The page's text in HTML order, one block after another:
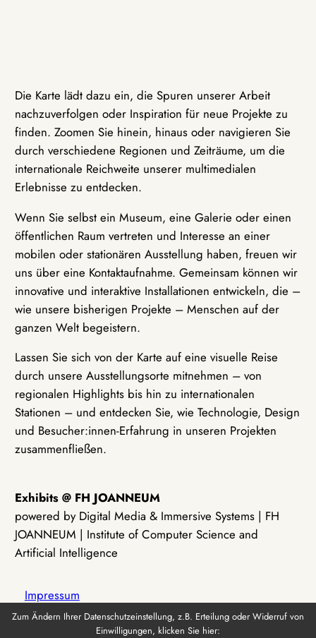
Die Karte lädt dazu ein, die Spuren unserer Arbeit
nachzuverfolgen oder Inspiration für neue Projekte zu
finden. Zoomen Sie hinein, hinaus oder navigieren Sie
durch verschiedene Regionen und Zeiträume, um die
internationale Reichweite unserer multimedialen
Erlebnisse zu entdecken.
Wenn Sie selbst ein Museum, eine Galerie oder einen
öffentlichen Raum vertreten und Interesse an einer
mobilen oder stationären Ausstellung haben, freuen wir
uns über eine Kontaktaufnahme. Gemeinsam können wir
innovative und interaktive Installationen entwickeln, die –
wie unsere bisherigen Projekte – Menschen auf der
ganzen Welt begeistern.
Lassen Sie sich von der Karte auf eine visuelle Reise
durch unsere Ausstellungsorte mitnehmen – von
regionalen Highlights bis hin zu internationalen
Stationen – und entdecken Sie, wie Technologie, Design
und Besucher:innen-Erfahrung in unseren Projekten
zusammenfließen.
Exhibits @ FH JOANNEUM
powered by Digital Media & Immersive Systems | FH
JOANNEUM | Institute of Computer Science and
Artificial Intelligence
Impressum
Zum Ändern Ihrer Datenschutzeinstellung, z.B. Erteilung oder Widerruf von
Einwilligungen, klicken Sie hier: